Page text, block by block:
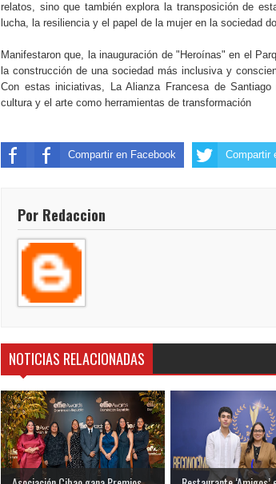
relatos, sino que también explora la transposición de
lucha, la resiliencia y el papel de la mujer en la sociedad
Manifestaron que, la inauguración de "Heroínas" en el
la construcción de una sociedad más inclusiva y
Con estas iniciativas, La Alianza Francesa de
cultura y el arte como herramientas de transformación
Compartir en Facebook Compartir
Por Redaccion
NOTICIAS RELACIONADAS